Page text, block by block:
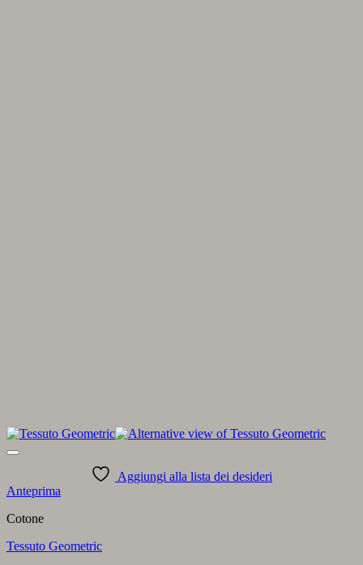
Aggiungi alla lista dei desideri
Anteprima
Cotone
Tessuto Geometric